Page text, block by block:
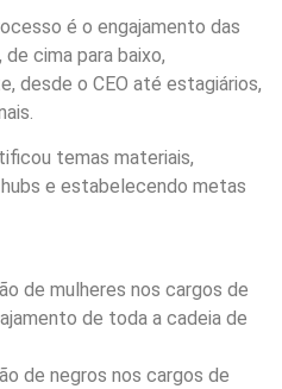
é o engajamento das
cima para baixo,
desde o CEO até estagiários,
temas materiais,
e estabelecendo metas
de mulheres nos cargos de
de toda a cadeia de
de negros nos cargos de